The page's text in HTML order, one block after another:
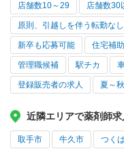
店舗数10～29 店舗数30
原則、引越しを伴う転勤なし
新卒も応募可能 住宅補
管理職候補 駅チカ
登録販売者の求人 夏～
近隣エリアで薬剤師
取手市 牛久市 つく